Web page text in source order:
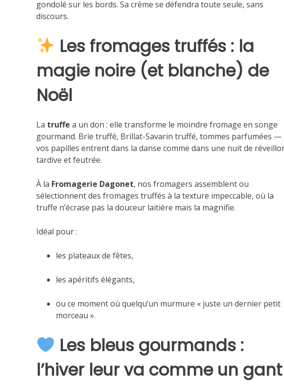
gondolé sur les bords. Sa crème se défendra toute seule, sans
discours.
Les fromages truffés : la
magie noire (et blanche) de
Noël
La truffe a un don : elle transforme le moindre fromage en songe
gourmand. Brie truffé, Brillat-Savarin truffé, tommes parfumées —
vos papilles entrent dans la danse comme dans une nuit de
tardive et feutrée.
À la Fromagerie Dagonet, nos fromagers assemblent ou
sélectionnent des fromages truffés à la texture impeccable, où la
truffe n’écrase pas la douceur laitière mais la magnifie.
Idéal pour :
les plateaux de fêtes,
les apéritifs élégants,
ou ce moment où quelqu’un murmure « juste un dernier petit
morceau ».
Les bleus gourmands :
l’hiver leur va comme un gant